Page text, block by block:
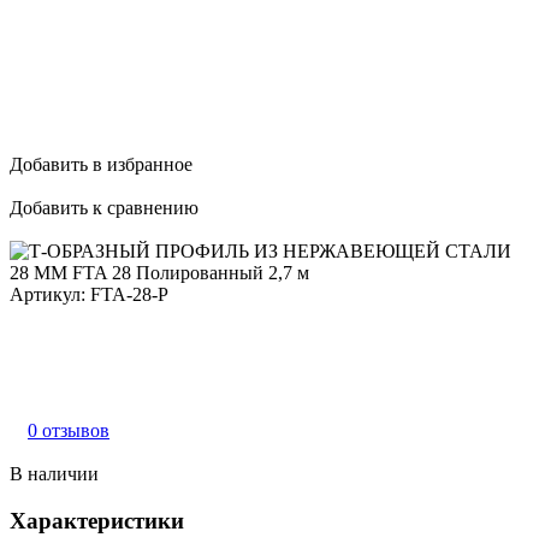
Добавить в избранное
Добавить к сравнению
Артикул: FTA-28-P
0 отзывов
В наличии
Характеристики